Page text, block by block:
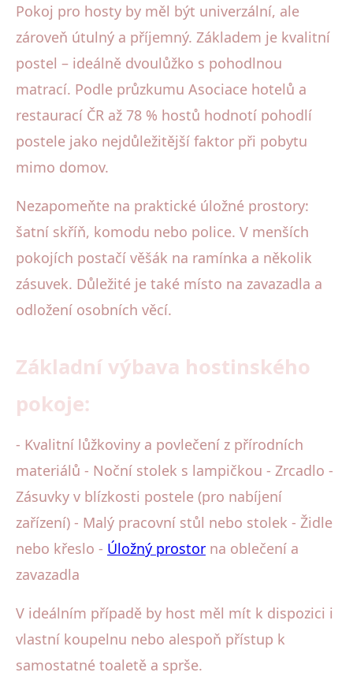
Pokoj pro hosty by měl být univerzální, ale
zároveň útulný a příjemný. Základem je kvalitní
postel – ideálně dvoulůžko s pohodlnou
matrací. Podle průzkumu Asociace hotelů a
restaurací ČR až 78 % hostů hodnotí pohodlí
postele jako nejdůležitější faktor při pobytu
mimo domov.
Nezapomeňte na praktické úložné prostory:
šatní skříň, komodu nebo police. V menších
pokojích postačí věšák na ramínka a několik
zásuvek. Důležité je také místo na zavazadla a
odložení osobních věcí.
Základní výbava hostinského
pokoje:
- Kvalitní lůžkoviny a povlečení z přírodních
materiálů - Noční stolek s lampičkou - Zrcadlo -
Zásuvky v blízkosti postele (pro nabíjení
zařízení) - Malý pracovní stůl nebo stolek - Židle
nebo křeslo - Úložný prostor na oblečení a
zavazadla
V ideálním případě by host měl mít k dispozici i
vlastní koupelnu nebo alespoň přístup k
samostatné toaletě a sprše.